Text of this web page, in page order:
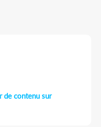
de contenu sur